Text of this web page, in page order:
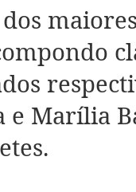
Marília